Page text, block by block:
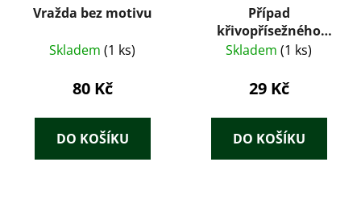
Vražda bez motivu
Skladem (1 ks)
80 Kč
DO KOŠÍKU
Případ
křivopřísežného
papouška
Skladem (1 ks)
29 Kč
DO KOŠÍKU